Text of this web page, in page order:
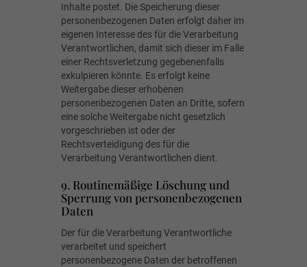
Inhalte postet. Die Speicherung dieser
personenbezogenen Daten erfolgt daher im
eigenen Interesse des für die Verarbeitung
Verantwortlichen, damit sich dieser im Falle
einer Rechtsverletzung gegebenenfalls
exkulpieren könnte. Es erfolgt keine
Weitergabe dieser erhobenen
personenbezogenen Daten an Dritte, sofern
eine solche Weitergabe nicht gesetzlich
vorgeschrieben ist oder der
Rechtsverteidigung des für die
Verarbeitung Verantwortlichen dient.
9. Routinemäßige Löschung und
Sperrung von personenbezogenen
Daten
Der für die Verarbeitung Verantwortliche
verarbeitet und speichert
personenbezogene Daten der betroffenen